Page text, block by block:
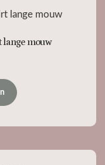
lange mouw